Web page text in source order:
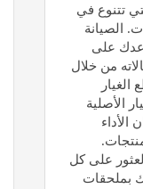
تتنوع في
الصيانة
على
من خلال
الأصلية
على كل
بملحقات